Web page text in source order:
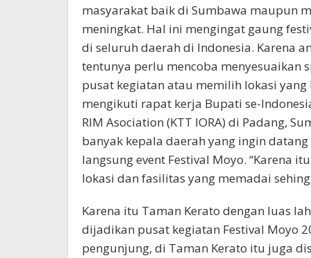
masyarakat baik di Sumbawa maupun
meningkat. Hal ini mengingat gaung
di seluruh daerah di Indonesia. Karena
tentunya perlu mencoba menyesuaikan
pusat kegiatan atau memilih lokasi
mengikuti rapat kerja Bupati se-
RIM Asociation (KTT IORA) di Padang,
banyak kepala daerah yang ingin
langsung event Festival Moyo. “Karena
lokasi dan fasilitas yang memadai
Karena itu Taman Kerato dengan luas
dijadikan pusat kegiatan Festival Moyo
pengunjung, di Taman Kerato itu juga